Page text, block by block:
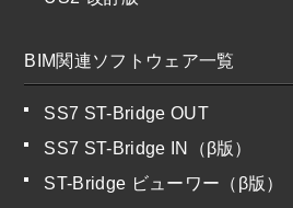
BIM関連ソフトウェア一覧
SS7 ST-Bridge OUT
SS7 ST-Bridge IN（β版）
ST-Bridge ビューワー（β版）